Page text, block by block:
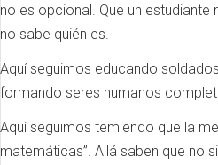
no es opcional. Que un estudiante
no sabe quién es.
Aquí seguimos educando
formando seres humanos
Aquí seguimos temiendo que la
matemáticas”. Allá saben que no